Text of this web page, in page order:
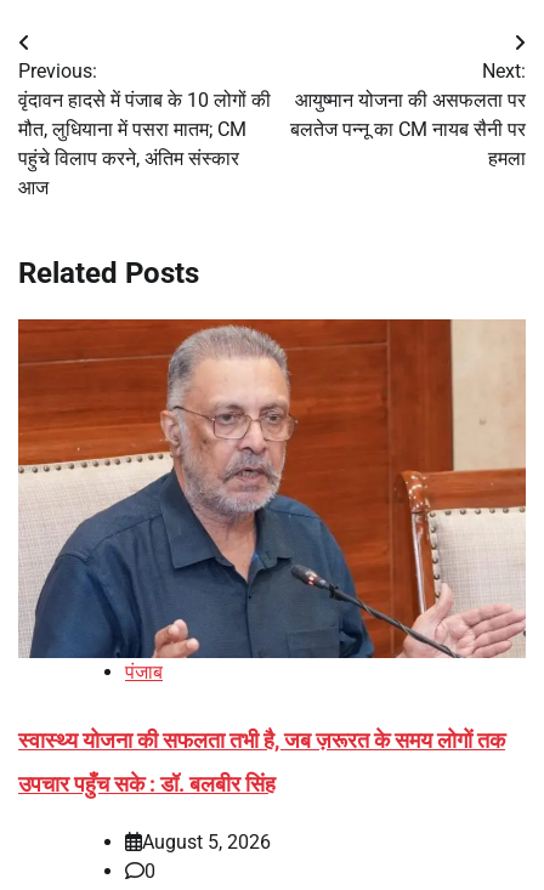
Post
navigation
Previous:
वृंदावन हादसे में पंजाब के 10 लोगों की
मौत, लुधियाना में पसरा मातम; CM
पहुंचे विलाप करने, अंतिम संस्कार
आज
Next:
आयुष्मान योजना की असफलता पर
बलतेज पन्नू का CM नायब सैनी पर
हमला
Related Posts
पंजाब
स्वास्थ्य योजना की सफलता तभी है, जब ज़रूरत के समय लोगों तक
उपचार पहुँच सके : डॉ. बलबीर सिंह
August 5, 2026
0